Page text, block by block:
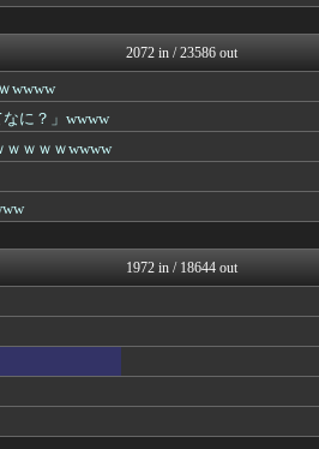
ぶる速-VIP
Zチャンネル＠VIP
ネラーボイス
キニ速
哲学ニュースnwk
VIPPER速報
ゴールデンタイムズ
ｗ...
ラビット速報
...
○...
えっ!?またここのサイト?
ぶる速-VIP
2072 in / 23586 out
wwww
に？」wwww
ｗｗｗｗwwww
1972 in / 18644 out